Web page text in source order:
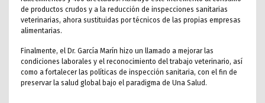
de productos crudos y a la reducción de inspecciones sanitarias
veterinarias, ahora sustituidas por técnicos de las propias empresas
alimentarias.
Finalmente, el Dr. García Marín hizo un llamado a mejorar las
condiciones laborales y el reconocimiento del trabajo veterinario, así
como a fortalecer las políticas de inspección sanitaria, con el fin de
preservar la salud global bajo el paradigma de Una Salud.